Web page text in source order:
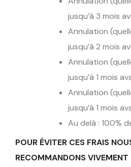
jusqu’à 3 mois
Annulation
jusqu’à 2 mois
Annulation
jusqu’à 1 mois
Annulation
jusqu’à 1 mois
Au delà : 100%
POUR ÉVITER CES FRAIS
RECOMMANDONS VIVEMENT